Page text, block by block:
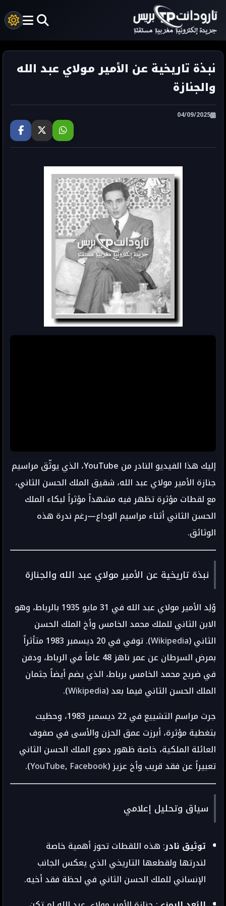
نبذة تاريخية عن الأمير مولاي عبد الله
والجنازة
04/09/2025
إليك هذا الفيديو النادر من YouTube، الذي يوثّق مراسيم
جنازة الأمير مولاي عبد الله، شقيق الملك الحسن الثاني،
مع لقطات مؤثرة تظهر فيه مشهداً مؤثراً لبكاء الملك
الحسن الثاني أثناء مراسيم الوداع—رغم ندرة هذه
الوثائق.
نبذة تاريخية عن الأمير مولاي عبد الله والجنازة
وُلِد الأمير مولاي عبد الله في 31 مايو 1935 بالرباط، وهو
الابن الثاني للملك محمد الخامس وأخ الملك الحسن
الثاني (Wikipedia
). توفي في 20 ديسمبر 1983 متأثراً
بمرض السرطان عن عمر ناهز 48 عاماً في الرباط، ودفن
في ضريح محمد الخامس برباط، الذي يضم أيضاً جثمان
الملك الحسن الثاني فيما بعد (Wikipedia
).
جرت مراسم التشييع في 22 ديسمبر 1983، وحظيت
بتغطية مؤثرة، أبرزت عمق الحزن والأسى في صفوف
العائلة الملكية، خاصة ظهور دموع الملك الحسن الثاني
تعبيراً عن فقد قريب وأخ عزيز (
YouTube, Facebook
).
سياق وتحليل إعلامي
توثيق نادر: هذه اللقطات تحوز أهمية خاصة
لندرتها ولقطعها التاريخي الذي يعكس الجانب
الإنساني للملك الحسن الثاني في لحظة فقد أخيه.